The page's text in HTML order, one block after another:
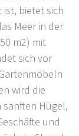
bietet sich
Meer in der
m2) mit
sich vor
wird die
sanften Hügel,
und